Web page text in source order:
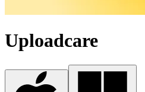
Uploadcare